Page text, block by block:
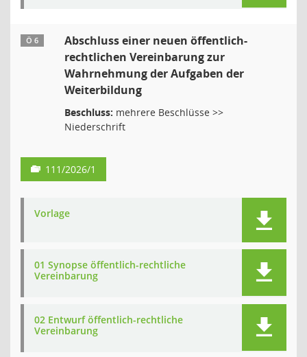
Ö 6
Abschluss einer neuen öffentlich-
rechtlichen Vereinbarung zur
Wahrnehmung der Aufgaben der
Weiterbildung
Beschluss: mehrere Beschlüsse >>
Niederschrift
111/2026/1
Vorlage
01 Synopse öffentlich-rechtliche
Vereinbarung
02 Entwurf öffentlich-rechtliche
Vereinbarung